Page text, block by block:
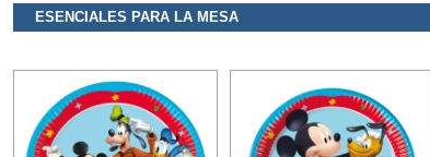
ESENCIALES PARA LA MESA